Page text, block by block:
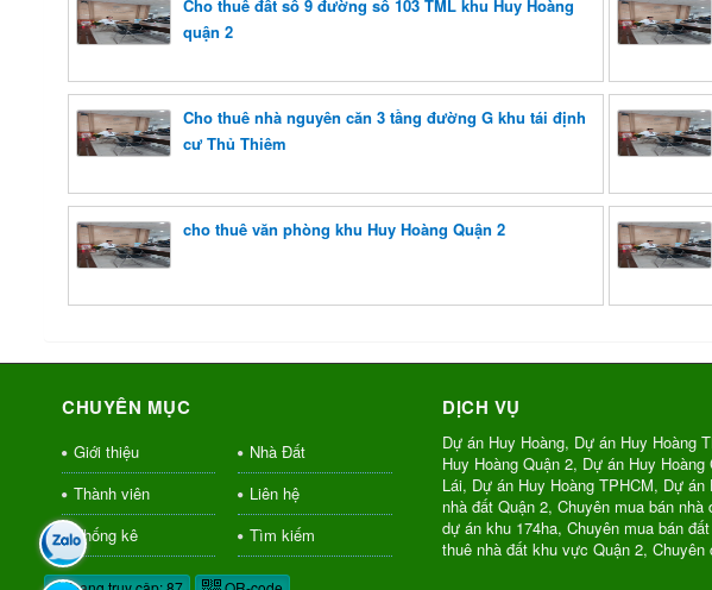
Cho thuê đất số 9 đường số 103 TML khu Huy Hoàng
quận 2
Cho thuê nhà nguyên căn 3 tầng đường G khu tái định
cư Thủ Thiêm
cho thuê văn phòng khu Huy Hoàng Quận 2
CHUYÊN MỤC
Giới thiệu
Nhà Đất
Thành viên
Liên hệ
Thống kê
Tìm kiếm
DỊCH VỤ
Dự án Huy Hoàng, Dự án Huy Hoàng
Huy Hoàng Quận 2, Dự án Huy
Lái, Dự án Huy Hoàng TPHCM, Dự
nhà đất Quận 2, Chuyên mua bán
dự án khu 174ha, Chuyên mua bán
thuê nhà đất khu vực Quận 2,